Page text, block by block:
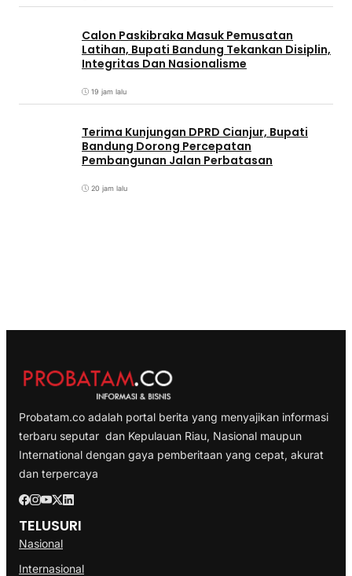
Calon Paskibraka Masuk Pemusatan
Latihan, Bupati Bandung Tekankan Disiplin,
Integritas Dan Nasionalisme
19 jam lalu
Terima Kunjungan DPRD Cianjur, Bupati
Bandung Dorong Percepatan
Pembangunan Jalan Perbatasan
20 jam lalu
Probatam.co adalah portal berita yang menyajikan informasi
terbaru seputar dan Kepulauan Riau, Nasional maupun
International dengan gaya pemberitaan yang cepat, akurat
dan terpercaya
TELUSURI
Nasional
Internasional